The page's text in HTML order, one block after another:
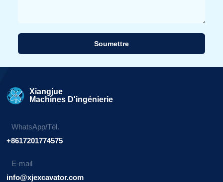
Soumettre
Xiangjue
Machines D'ingénierie
WhatsApp/Tél.
+8617201774575
E-mail
info@xjexcavator.com